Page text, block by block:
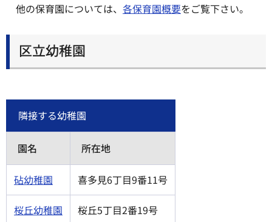
他の保育園については、 各保育園概要をご覧下さい。
区立幼稚園
隣接する幼稚園
園名 所在地
砧幼稚園 喜多見6丁目9番11号
桜丘幼稚園 桜丘5丁目2番19号